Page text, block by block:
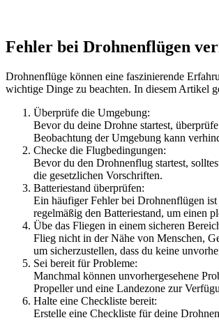
Fehler bei Drohnenflügen
Drohnenflüge können eine faszinierende
wichtige Dinge zu beachten. In diesem Artikel
Überprüfe die Umgebung:
Bevor du deine Drohne startest,
Beobachtung der Umgebung kann
Checke die Flugbedingungen:
Bevor du den Drohnenflug startest,
die gesetzlichen Vorschriften.
Batteriestand überprüfen:
Ein häufiger Fehler bei Drohnenflügen
regelmäßig den Batteriestand, um einen
Übe das Fliegen in einem sicheren
Flieg nicht in der Nähe von Menschen,
um sicherzustellen, dass du keine
Sei bereit für Probleme:
Manchmal können unvorhergesehene
Propeller und eine Landezone zur
Halte eine Checkliste bereit:
Erstelle eine Checkliste für deine